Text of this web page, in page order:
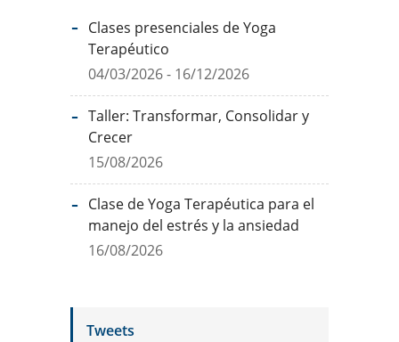
Clases presenciales de Yoga
Terapéutico
04/03/2026 - 16/12/2026
Taller: Transformar, Consolidar y
Crecer
15/08/2026
Clase de Yoga Terapéutica para el
manejo del estrés y la ansiedad
16/08/2026
Tweets